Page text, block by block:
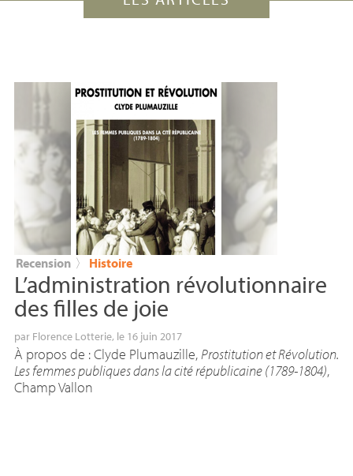
Recension 〉 Histoire
L’administration révolutionnaire
des filles de joie
par Florence Lotterie, le 16 juin 2017
À propos de : Clyde Plumauzille,Prostitution et Révolution.
Les femmes publiques dans la cité républicaine (1789-1804),
Champ Vallon